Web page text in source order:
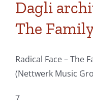
Dagli
The
Radical Face – The
(Nettwerk Music